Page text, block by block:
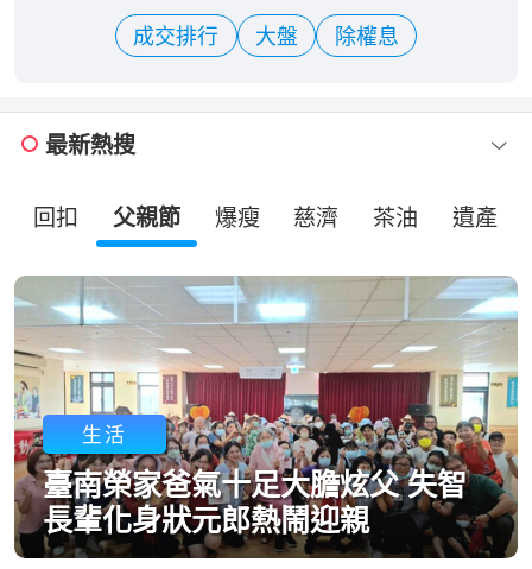
成交排行 大盤 除權息
最新熱搜
回扣 父親節 爆瘦 慈濟 茶油 遺產
生活
臺南榮家爸氣十足大膽炫父 失智
長輩化身狀元郎熱鬧迎親